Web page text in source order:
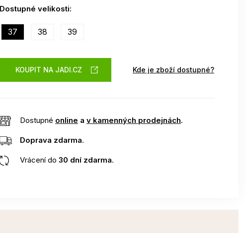
Dostupné velikosti:
37 38 39
KOUPIT NA JADI.CZ Kde je zboží dostupné?
Dostupné online a v kamenných prodejnách.
Doprava zdarma.
Vrácení do 30 dní zdarma.